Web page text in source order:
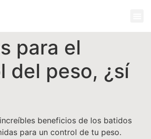
para el
del peso, ¿sí
beneficios de los batidos
para un control de tu peso.